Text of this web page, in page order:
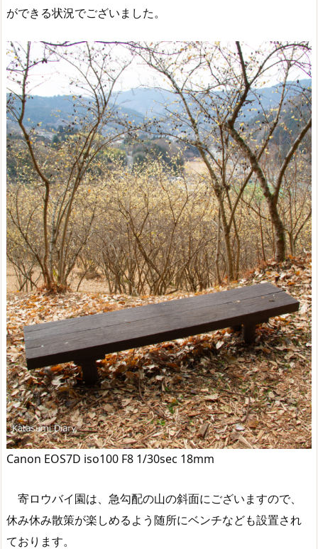
ができる状況でございました。
Canon EOS7D iso100 F8 1/30sec 18mm
寄ロウバイ園は、急勾配の山の斜面にございますので、
休み休み散策が楽しめるよう随所にベンチなども設置され
ております。